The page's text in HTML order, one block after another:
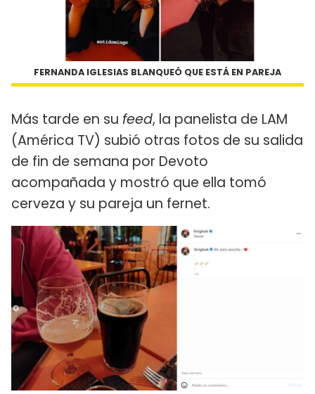
FERNANDA IGLESIAS BLANQUEÓ QUE ESTÁ EN PAREJA
Más tarde en su feed, la panelista de LAM
(América TV) subió otras fotos de su salida
de fin de semana por Devoto
acompañada y mostró que ella tomó
cerveza y su pareja un fernet.